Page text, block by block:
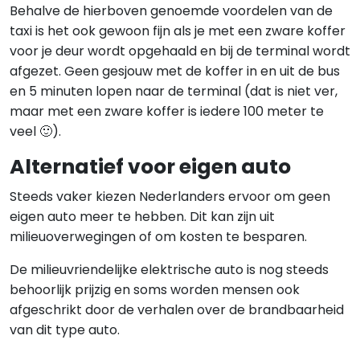
Behalve de hierboven genoemde voordelen van de
taxi is het ook gewoon fijn als je met een zware koffer
voor je deur wordt opgehaald en bij de terminal wordt
afgezet. Geen gesjouw met de koffer in en uit de bus
en 5 minuten lopen naar de terminal (dat is niet ver,
maar met een zware koffer is iedere 100 meter te
veel 🙂).
Alternatief voor eigen auto
Steeds vaker kiezen Nederlanders ervoor om geen
eigen auto meer te hebben. Dit kan zijn uit
milieuoverwegingen of om kosten te besparen.
De milieuvriendelijke elektrische auto is nog steeds
behoorlijk prijzig en soms worden mensen ook
afgeschrikt door de verhalen over de brandbaarheid
van dit type auto.